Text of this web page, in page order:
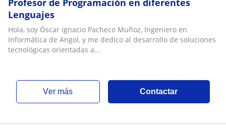
Profesor de Programación en diferentes
Lenguajes
Hola, soy Óscar Ignacio Pacheco Muñoz, Ingeniero en
Informática de Angol, y me dedico al desarrollo de soluciones
tecnológicas orientadas a...
ver más Contactar